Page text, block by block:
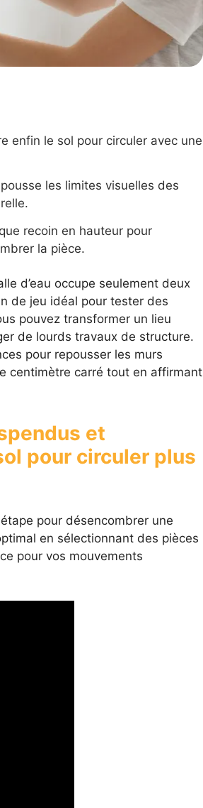
enfin le sol pour circuler avec une
les limites visuelles des
recoin en hauteur pour
la pièce.
d’eau occupe seulement deux
de jeu idéal pour tester des
pouvez transformer un lieu
de lourds travaux de structure.
pour repousser les murs
centimètre carré tout en affirmant
et
pour circuler plus
pour désencombrer une
en sélectionnant des pièces
pour vos mouvements